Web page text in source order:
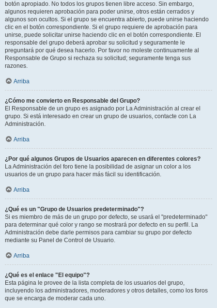
botón apropiado. No todos los grupos tienen libre acceso. Sin embargo,
algunos requieren aprobación para poder unirse, otros están cerrados y
algunos son ocultos. Si el grupo se encuentra abierto, puede unirse haciendo
clic en el botón correspondiente. Si el grupo requiere de aprobación para
unirse, puede solicitar unirse haciendo clic en el botón correspondiente. El
responsable del grupo deberá aprobar su solicitud y seguramente le
preguntará por qué desea hacerlo. Por favor no moleste continuamente al
Responsable de Grupo si rechaza su solicitud; seguramente tenga sus
razones.
Arriba
¿Cómo me convierto en Responsable del Grupo?
El Responsable de un grupo es asignado por La Administración al crear el
grupo. Si está interesado en crear un grupo de usuarios, contacte con La
Administración.
Arriba
¿Por qué algunos Grupos de Usuarios aparecen en diferentes colores?
La Administración del foro tiene la posibilidad de asignar un color a los
usuarios de un grupo para hacer más fácil su identificación.
Arriba
¿Qué es un "Grupo de Usuarios predeterminado"?
Si es miembro de más de un grupo por defecto, se usará el "predeterminado"
para determinar qué color y rango se mostrará por defecto en su perfil. La
Administración debe darle permisos para cambiar su grupo por defecto
mediante su Panel de Control de Usuario.
Arriba
¿Qué es el enlace "El equipo"?
Esta página le provee de la lista completa de los usuarios del grupo,
incluyendo los administradores, moderadores y otros detalles, como los foros
que se encarga de moderar cada uno.